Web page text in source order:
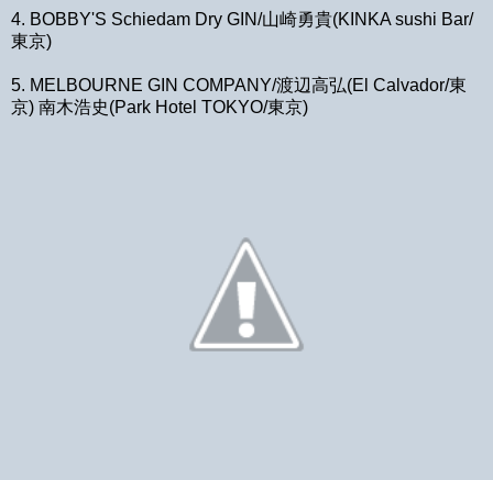
4. BOBBY'S Schiedam Dry GIN/山崎勇貴(KINKA sushi Bar/
東京)
5. MELBOURNE GIN COMPANY/渡辺高弘(El Calvador/東
京) 南木浩史(Park Hotel TOKYO/東京)